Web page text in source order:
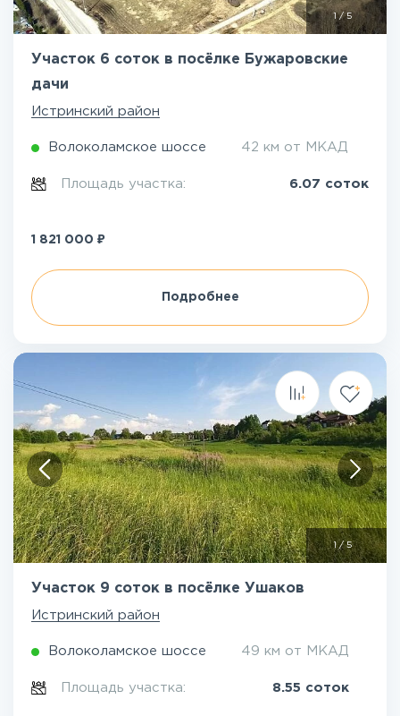
/5
Участок 6 соток в посёлке Бужаровские
дачи
Истринский район
Волоколамское шоссе 42 км от МКАД
Площадь участка: 6.07 соток
1 821 000 ₽
Подробнее
1/5
Участок 9 соток в посёлке Ушаков
Истринский район
Волоколамское шоссе 49 км от МКАД
Площадь участка: 8.55 соток